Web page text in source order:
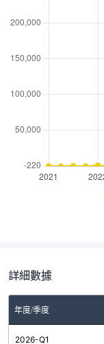
詳細數據
年度/季度
2026-Q1